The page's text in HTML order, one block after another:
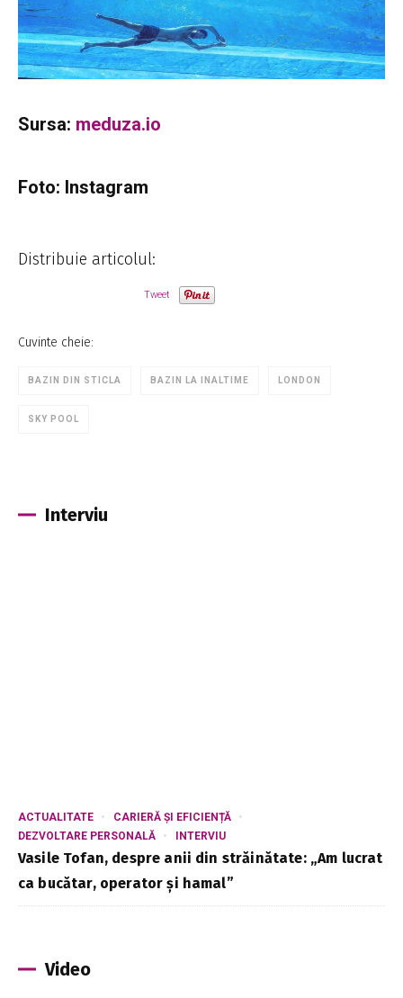
Sursa: meduza.io
Foto: Instagram
Distribuie articolul:
Tweet
Cuvinte cheie:
BAZIN DIN STICLA BAZIN LA INALTIME LONDON
SKY POOL
Interviu
ACTUALITATE
CARIERĂ ȘI EFICIENȚĂ
DEZVOLTARE PERSONALĂ
INTERVIU
Vasile Tofan, despre anii din străinătate: „Am lucrat
ca bucătar, operator și hamal”
Video